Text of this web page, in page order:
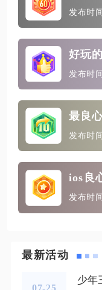
发布时
好玩
发布时
最良
发布时
ios良
发布时
最新活动
07-25
少年